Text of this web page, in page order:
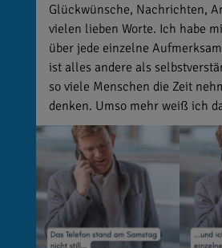
Glückwünsche, Nachrichten,
vielen lieben Worte. Ich habe
über jede einzelne
ist alles andere als
so viele Menschen die Zeit
denken. Umso mehr weiß ich